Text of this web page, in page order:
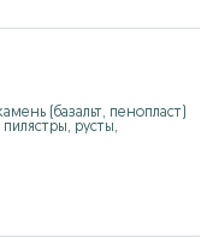
(базальт, пенопласт)
русты,